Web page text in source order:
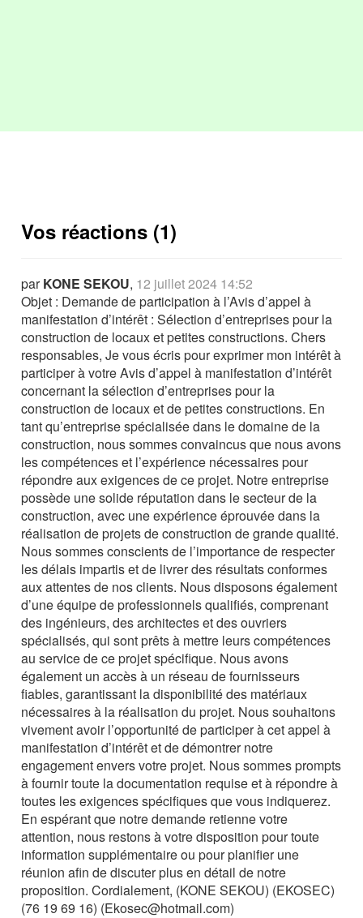
Vos réactions (1)
parKONE SEKOU, 12 juillet 2024 14:52
Objet : Demande de participation à l’Avis d’appel à
manifestation d’intérêt : Sélection d’entreprises pour la
construction de locaux et petites constructions. Chers
responsables, Je vous écris pour exprimer mon intérêt à
participer à votre Avis d’appel à manifestation d’intérêt
concernant la sélection d’entreprises pour la
construction de locaux et de petites constructions. En
tant qu’entreprise spécialisée dans le domaine de la
construction, nous sommes convaincus que nous avons
les compétences et l’expérience nécessaires pour
répondre aux exigences de ce projet. Notre entreprise
possède une solide réputation dans le secteur de la
construction, avec une expérience éprouvée dans la
réalisation de projets de construction de grande qualité.
Nous sommes conscients de l’importance de respecter
les délais impartis et de livrer des résultats conformes
aux attentes de nos clients. Nous disposons également
d’une équipe de professionnels qualifiés, comprenant
des ingénieurs, des architectes et des ouvriers
spécialisés, qui sont prêts à mettre leurs compétences
au service de ce projet spécifique. Nous avons
également un accès à un réseau de fournisseurs
fiables, garantissant la disponibilité des matériaux
nécessaires à la réalisation du projet. Nous souhaitons
vivement avoir l’opportunité de participer à cet appel à
manifestation d’intérêt et de démontrer notre
engagement envers votre projet. Nous sommes prompts
à fournir toute la documentation requise et à répondre à
toutes les exigences spécifiques que vous indiquerez.
En espérant que notre demande retienne votre
attention, nous restons à votre disposition pour toute
information supplémentaire ou pour planifier une
réunion afin de discuter plus en détail de notre
proposition. Cordialement, (KONE SEKOU) (EKOSEC)
(76 19 69 16) (Ekosec@hotmail.com)